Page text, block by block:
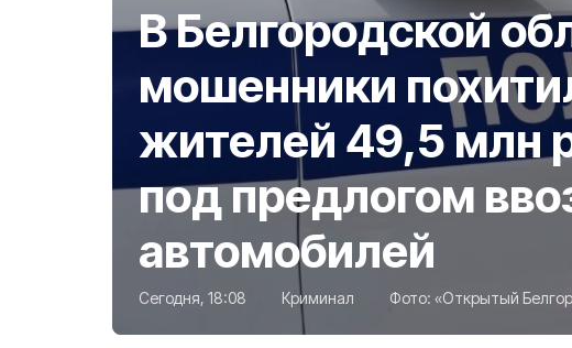
В Белгородской
мошенники
жителей 49,5 млн
под предлогом
автомобилей
Сегодня, 18:08 Криминал Фото: «Открытый